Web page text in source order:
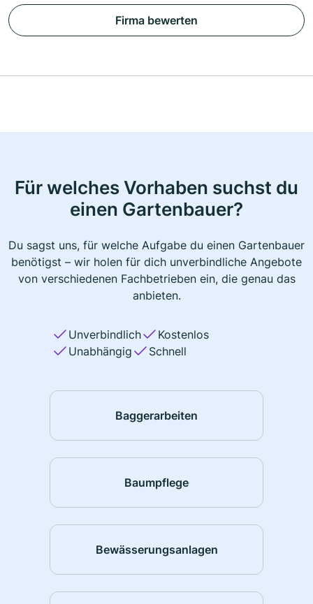
Firma bewerten
Für welches Vorhaben suchst du
einen Gartenbauer?
Du sagst uns, für welche Aufgabe du einen Gartenbauer
benötigst – wir holen für dich unverbindliche Angebote
von verschiedenen Fachbetrieben ein, die genau das
anbieten.
Unverbindlich
Kostenlos
Unabhängig
Schnell
Baggerarbeiten
Baumpflege
Bewässerungsanlagen